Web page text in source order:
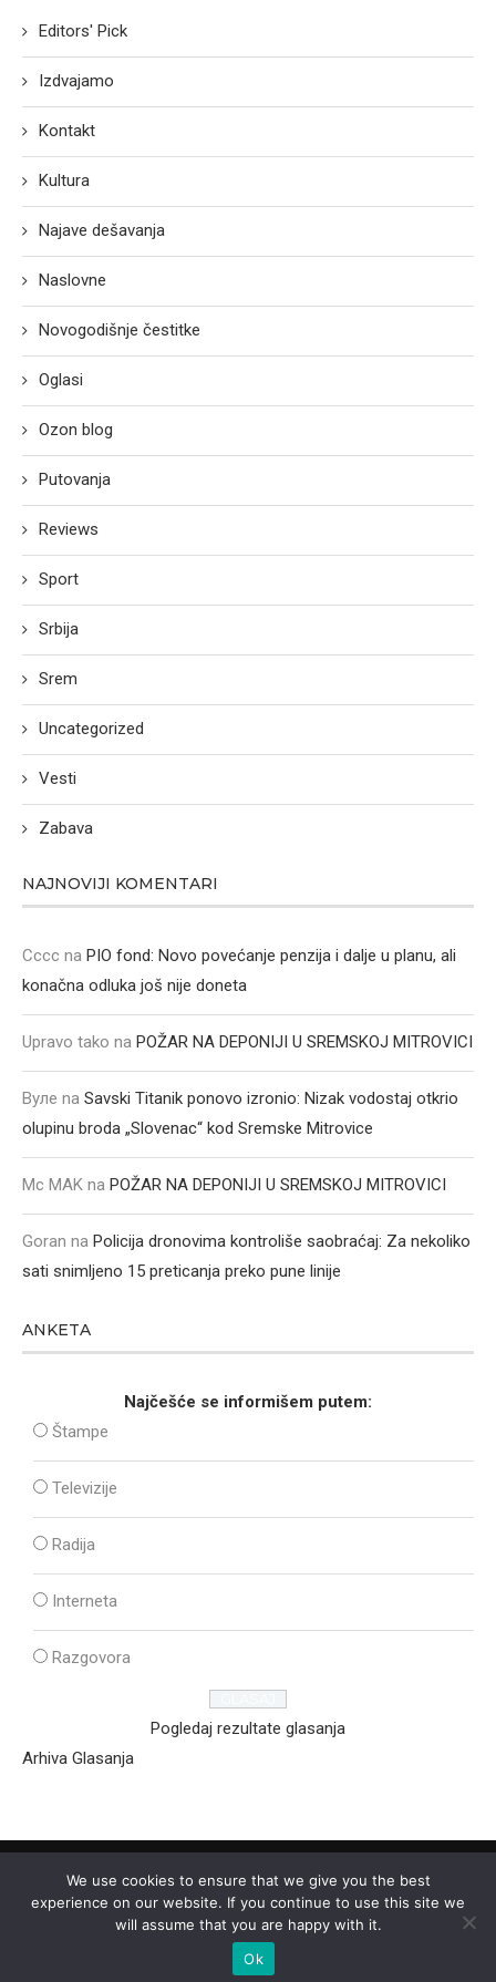
Editors' Pick
Izdvajamo
Kontakt
Kultura
Najave dešavanja
Naslovne
Novogodišnje čestitke
Oglasi
Ozon blog
Putovanja
Reviews
Sport
Srbija
Srem
Uncategorized
Vesti
Zabava
NAJNOVIJI KOMENTARI
Cccc na PIO fond: Novo povećanje penzija i dalje u planu, ali
konačna odluka još nije doneta
Upravo tako na POŽAR NA DEPONIJI U SREMSKOJ MITROVICI
Вуле na Savski Titanik ponovo izronio: Nizak vodostaj otkrio
olupinu broda „Slovenac“ kod Sremske Mitrovice
Mc MAK na POŽAR NA DEPONIJI U SREMSKOJ MITROVICI
Goran na Policija dronovima kontroliše saobraćaj: Za nekoliko
sati snimljeno 15 preticanja preko pune linije
ANKETA
Najčešće se informišem putem:
Štampe
Televizije
Radija
Interneta
Razgovora
Pogledaj rezultate glasanja
Arhiva Glasanja
2025 - © - Ozon Media Sremska Mitrovica
We use cookies to ensure that we give you the best
experience on our website. If you continue to use this site we
will assume that you are happy with it.
Ok